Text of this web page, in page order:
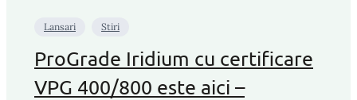
Lansari Stiri
ProGrade Iridium cu certificare
VPG 400/800 este aici –